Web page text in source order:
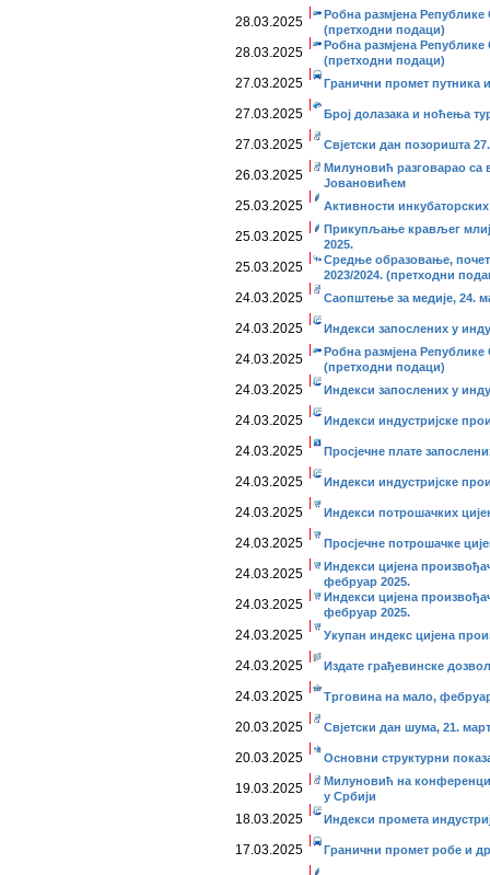
28.03.2025
Робна размјена
(претходни подаци)
28.03.2025
Робна размјена
(претходни подаци)
27.03.2025 Гранични промет путника
27.03.2025 Број долазака и ноћења
27.03.2025 Свјетски дан позоришта
26.03.2025
Милуновић разговарао са
Јовановићем
25.03.2025 Активности
25.03.2025
Прикупљање крављег
2025.
25.03.2025
Средње образовање,
2023/2024. (претходни
24.03.2025 Саопштење за медије, 24.
24.03.2025 Индекси запослених у
24.03.2025
Робна размјена
(претходни подаци)
24.03.2025 Индекси запослених у
24.03.2025 Индекси индустријске
24.03.2025 Просјечне плате
24.03.2025 Индекси индустријске
24.03.2025 Индекси потрошачких
24.03.2025 Просјечне потрошачке
24.03.2025
Индекси цијена
фебруар 2025.
24.03.2025
Индекси цијена
фебруар 2025.
24.03.2025 Укупан индекс цијена
24.03.2025 Издате грађевинске
24.03.2025 Трговина на мало,
20.03.2025 Свјетски дан шума, 21.
20.03.2025 Основни структурни
19.03.2025
Милуновић на
у Србији
18.03.2025 Индекси промета
17.03.2025 Гранични промет робе и